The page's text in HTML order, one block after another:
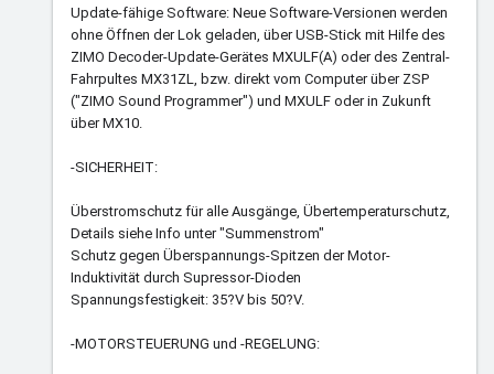
Update-fähige Software: Neue Software-Versionen werden
ohne Öffnen der Lok geladen, über USB-Stick mit Hilfe des
ZIMO Decoder-Update-Gerätes MXULF(A) oder des Zentral-
Fahrpultes MX31ZL, bzw. direkt vom Computer über ZSP
("ZIMO Sound Programmer") und MXULF oder in Zukunft
über MX10.
-SICHERHEIT:
Überstromschutz für alle Ausgänge, Übertemperaturschutz,
Details siehe Info unter "Summenstrom"
Schutz gegen Überspannungs-Spitzen der Motor-
Induktivität durch Supressor-Dioden
Spannungsfestigkeit: 35?V bis 50?V.
-MOTORSTEUERUNG und -REGELUNG: